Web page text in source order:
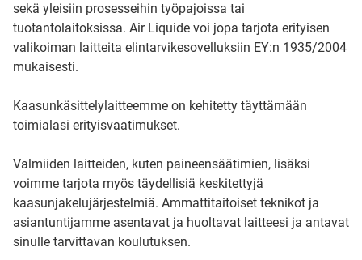
sekä yleisiin prosesseihin työpajoissa tai
tuotantolaitoksissa. Air Liquide voi jopa tarjota erityisen
valikoiman laitteita elintarvikesovelluksiin EY:n 1935/2004
mukaisesti.
Kaasunkäsittelylaitteemme on kehitetty täyttämään
toimialasi erityisvaatimukset.
Valmiiden laitteiden, kuten paineensäätimien, lisäksi
voimme tarjota myös täydellisiä keskitettyjä
kaasunjakelujärjestelmiä. Ammattitaitoiset teknikot ja
asiantuntijamme asentavat ja huoltavat laitteesi ja antavat
sinulle tarvittavan koulutuksen.